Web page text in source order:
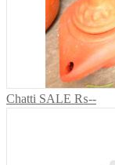
Chatti SALE ₨--